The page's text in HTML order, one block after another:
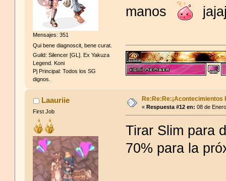
Mensajes: 351
Qui bene diagnoscit, bene curat.
Guild: Silencer [GL]. Ex Yakuza
Legend. Koni
Pj Principal: Todos los SG
dignos.
manos
Laauriie
First Job
Re:Re:Re:¡Acontecimientos
« Respuesta #12 en: 08 de
Tirar Slim para
70% para la